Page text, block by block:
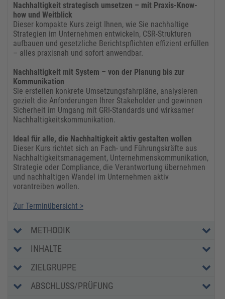
Nachhaltigkeit strategisch umsetzen – mit Praxis-Know-
how und Weitblick
Dieser kompakte Kurs zeigt Ihnen, wie Sie nachhaltige
Strategien im Unternehmen entwickeln, CSR-Strukturen
aufbauen und gesetzliche Berichtspflichten effizient erfüllen
– alles praxisnah und sofort anwendbar.
Nachhaltigkeit mit System – von der Planung bis zur
Kommunikation
Sie erstellen konkrete Umsetzungsfahrpläne, analysieren
gezielt die Anforderungen Ihrer Stakeholder und gewinnen
Sicherheit im Umgang mit GRI-Standards und wirksamer
Nachhaltigkeitskommunikation.
Ideal für alle, die Nachhaltigkeit aktiv gestalten wollen
Dieser Kurs richtet sich an Fach- und Führungskräfte aus
Nachhaltigkeitsmanagement, Unternehmenskommunikation,
Strategie oder Compliance, die Verantwortung übernehmen
und nachhaltigen Wandel im Unternehmen aktiv
vorantreiben wollen.
Zur Terminübersicht >
METHODIK
INHALTE
ZIELGRUPPE
ABSCHLUSS/PRÜFUNG